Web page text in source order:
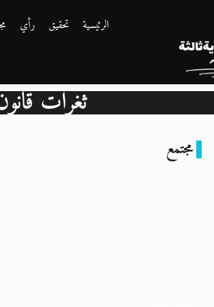
الرئيسية تحقيق رأي
ثغرات
مجتمع
إنذار الطاعة: